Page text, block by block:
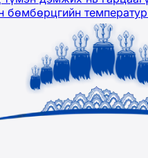
бөмбөрцгийн